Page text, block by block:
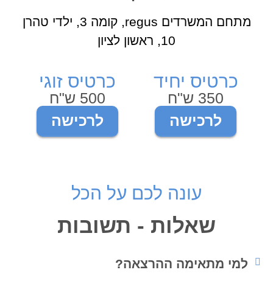
מתחם המשרדים regus, קומה 3, ילדי טהרן
10, ראשון לציון
כרטיס יחיד
350 ש"ח
לרכישה
כרטיס זוגי
500 ש"ח
לרכישה
עונה לכם על הכל
שאלות - תשובות
למי מתאימה ההרצאה?